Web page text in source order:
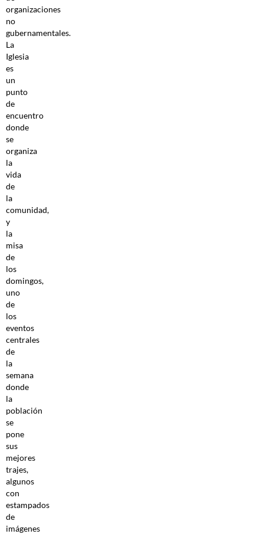
organizaciones
no
gubernamentales.
La
Iglesia
es
un
punto
de
encuentro
donde
se
organiza
la
vida
de
la
comunidad,
y
la
misa
de
los
domingos,
uno
de
los
eventos
centrales
de
la
semana
donde
la
población
se
pone
sus
mejores
trajes,
algunos
con
estampados
de
imágenes